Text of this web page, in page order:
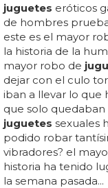
juguetes eróticos
de hombres
este es el mayor
la historia de la
mayor robo de
dejar con el culo
iban a llevar lo que
que solo quedaban
juguetes sexuales
podido robar
vibradores? el
historia ha tenido
la semana pasada...